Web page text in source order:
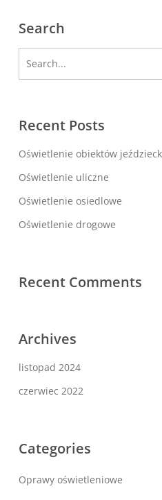
Search
Recent Posts
Oświetlenie obiektów
Oświetlenie uliczne
Oświetlenie osiedlowe
Oświetlenie drogowe
Recent Comments
Archives
listopad 2024
czerwiec 2022
Categories
Oprawy oświetleniowe